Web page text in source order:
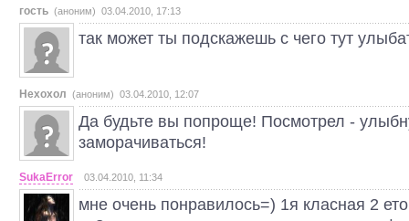
гость (аноним) 03.04.2010, 17:13
так может ты подскажешь с чего тут
Нехохол (аноним) 03.04.2010, 12:07
Да будьте вы попроще! Посмотрел -
заморачиваться!
SukaError 03.04.2010, 11:34
мне очень понравилось=) 1я класная 2